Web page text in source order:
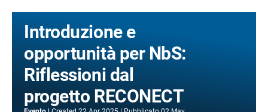
Introduzione e
opportunità per NbS:
Riflessioni dal
progetto RECONECT